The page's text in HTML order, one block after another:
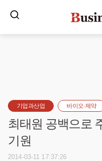
기업과산업 바이오·제약
최태원 공백으로
기원
2014-03-11 17:37:26